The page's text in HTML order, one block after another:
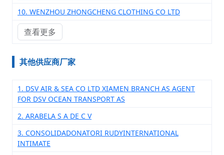
10. WENZHOU ZHONGCHENG CLOTHING CO LTD
查看更多
其他供应商厂家
1. DSV AIR & SEA CO LTD XIAMEN BRANCH AS AGENT
FOR DSV OCEAN TRANSPORT AS
2. ARABELA S A DE C V
3. CONSOLIDADONATORI RUDYINTERNATIONAL
INTIMATE